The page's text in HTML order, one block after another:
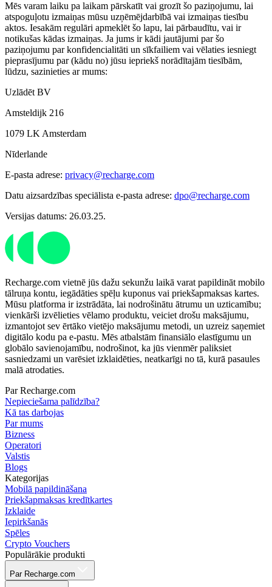
Mēs varam laiku pa laikam pārskatīt vai grozīt šo paziņojumu, lai
atspoguļotu izmaiņas mūsu uzņēmējdarbībā vai izmaiņas tiesību
aktos. Iesakām regulāri apmeklēt šo lapu, lai pārbaudītu, vai ir
notikušas kādas izmaiņas. Ja jums ir kādi jautājumi par šo
paziņojumu par konfidencialitāti un sīkfailiem vai vēlaties iesniegt
pieprasījumu par (kādu no) jūsu iepriekš norādītajām tiesībām,
lūdzu, sazinieties ar mums:
Uzlādēt BV
Amsteldijk 216
1079 LK Amsterdam
Nīderlande
E-pasta adrese: privacy@recharge.com
Datu aizsardzības speciālista e-pasta adrese: dpo@recharge.com
Versijas datums: 26.03.25.
Recharge.com vietnē jūs dažu sekunžu laikā varat papildināt mobilo
tālruņa kontu, iegādāties spēļu kuponus vai priekšapmaksas kartes.
Mūsu platforma ir izstrādāta, lai nodrošinātu ātrumu un uzticamību;
vienkārši izvēlieties vēlamo produktu, veiciet drošu maksājumu,
izmantojot sev ērtāko vietējo maksājumu metodi, un uzreiz saņemiet
digitālo kodu pa e-pastu. Mēs atbalstām finansiālo elastīgumu un
globālo savienojamību, nodrošinot, ka jūs vienmēr paliksiet
sasniedzami un varēsiet izklaidēties, neatkarīgi no tā, kurā pasaules
malā atrodaties.
Par Recharge.com
Nepieciešama palīdzība?
Kā tas darbojas
Par mums
Bizness
Operatori
Valstis
Blogs
Kategorijas
Mobilā papildināšana
Priekšapmaksas kredītkartes
Izklaide
Iepirkšanās
Spēles
Crypto Vouchers
Populārākie produkti
Par Recharge.com